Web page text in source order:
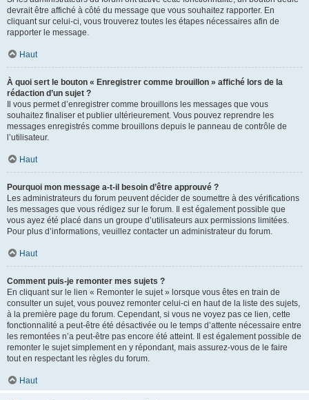
devrait être affiché à côté du message que vous souhaitez rapporter. En
cliquant sur celui-ci, vous trouverez toutes les étapes nécessaires afin de
rapporter le message.
Haut
À quoi sert le bouton « Enregistrer comme brouillon » affiché lors de la
rédaction d’un sujet ?
Il vous permet d’enregistrer comme brouillons les messages que vous
souhaitez finaliser et publier ultérieurement. Vous pouvez reprendre les
messages enregistrés comme brouillons depuis le panneau de contrôle de
l’utilisateur.
Haut
Pourquoi mon message a-t-il besoin d’être approuvé ?
Les administrateurs du forum peuvent décider de soumettre à des vérifications
les messages que vous rédigez sur le forum. Il est également possible que
vous ayez été placé dans un groupe d’utilisateurs aux permissions limitées.
Pour plus d’informations, veuillez contacter un administrateur du forum.
Haut
Comment puis-je remonter mes sujets ?
En cliquant sur le lien « Remonter le sujet » lorsque vous êtes en train de
consulter un sujet, vous pouvez remonter celui-ci en haut de la liste des sujets,
à la première page du forum. Cependant, si vous ne voyez pas ce lien, cette
fonctionnalité a peut-être été désactivée ou le temps d’attente nécessaire entre
les remontées n’a peut-être pas encore été atteint. Il est également possible de
remonter le sujet simplement en y répondant, mais assurez-vous de le faire
tout en respectant les règles du forum.
Haut